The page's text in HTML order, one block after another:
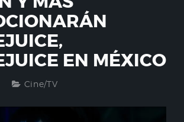
EN MÉXICO
Cine/TV